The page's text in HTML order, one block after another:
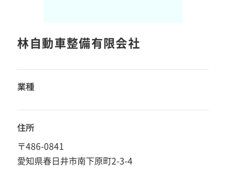
林自動車整備有限会社
業種
住所
〒486-0841
愛知県春日井市南下原町2-3-4